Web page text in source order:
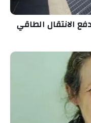
الانتقال الطاقي